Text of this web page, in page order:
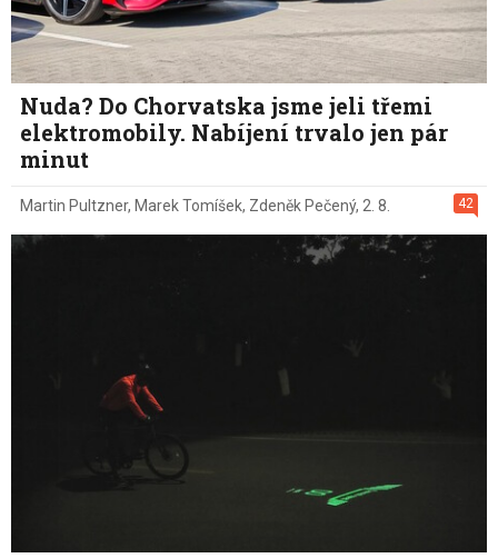
Nuda? Do Chorvatska jsme jeli třemi
elektromobily. Nabíjení trvalo jen pár
minut
42
Martin Pultzner, Marek Tomíšek, Zdeněk Pečený, 2. 8.